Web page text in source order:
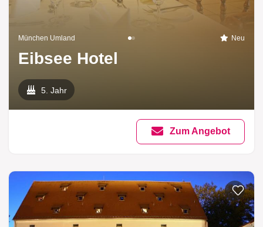
München Umland Neu
Eibsee Hotel
5. Jahr
Zum Angebot
Zur